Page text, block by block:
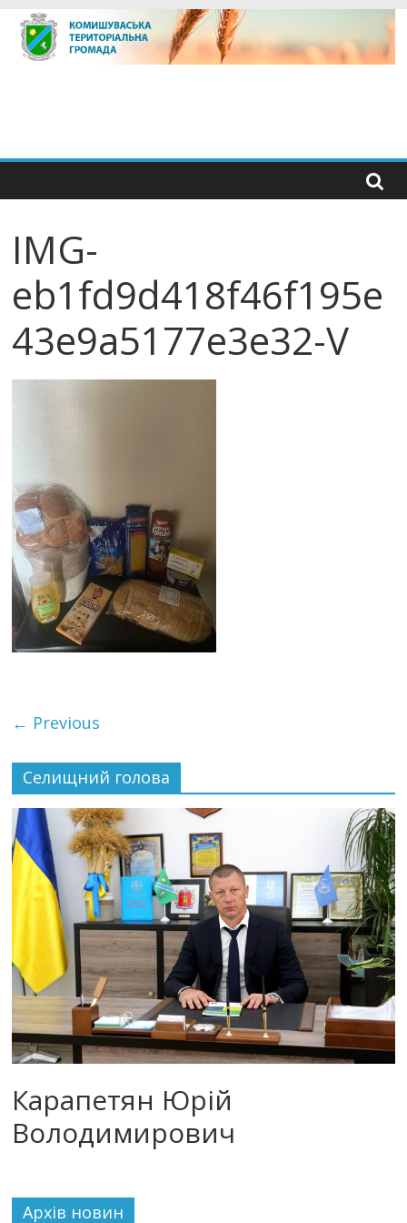
Skip
content
IMG-
eb1fd9d418f46f195e
43e9a5177e3e32-V
← Previous
Селищний голова
Карапетян Юрій
Володимирович
Архiв новин